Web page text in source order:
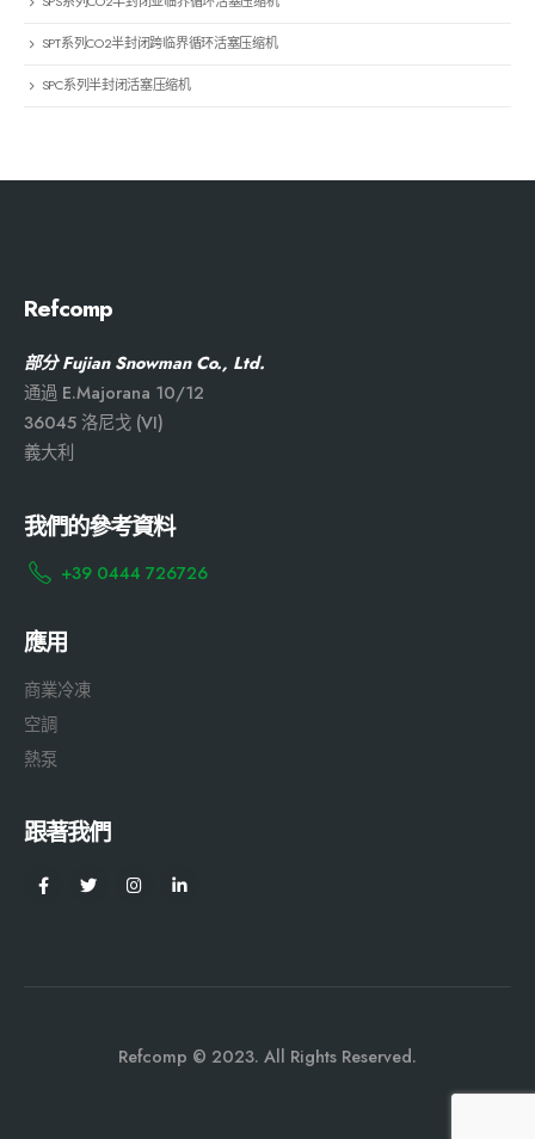
SPT系列CO2半封闭跨临界循环活塞压缩机
SPC系列半封闭活塞压缩机
Refcomp
部分 Fujian Snowman Co., Ltd.
通過 E.Majorana 10/12
36045 洛尼戈 (VI)
義大利
我們的參考資料
+39 0444 726726
應用
商業冷凍
空調
熱泵
跟著我們
Refcomp © 2023. All Rights Reserved.